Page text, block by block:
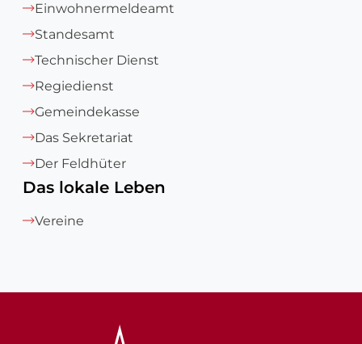
Einwohnermeldeamt
Standesamt
Technischer Dienst
Regiedienst
Gemeindekasse
Das Sekretariat
Der Feldhüter
Das lokale Leben
Vereine